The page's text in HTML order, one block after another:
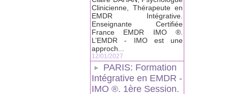
Clinicienne, Thérapeute en
EMDR Intégrative.
Enseignante Certifiée
France EMDR IMO ®.
L’EMDR - IMO est une
approch...
12/01/2027
PARIS: Formation
Intégrative en EMDR -
IMO ®. 1ère Session.